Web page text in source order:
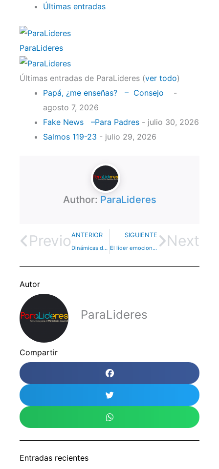
Últimas entradas
ParaLideres
Últimas entradas de ParaLideres (ver todo)
Papá, ¿me enseñas? – Consejo
-
agosto 7, 2026
Fake News –Para Padres - julio 30, 2026
Salmos 119-23 - julio 29, 2026
Author: ParaLideres
PrevioANTERIOR
Dinámicas de autoconocimiento – Dinámica
SIGUIENTE
El líder emocionalmente sano Next
Autor
ParaLideres
Compartir
Entradas recientes